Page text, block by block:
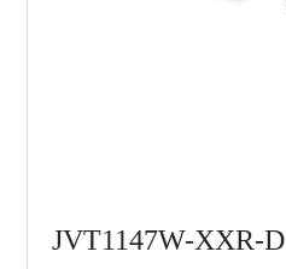
JVT1147W-XXR-D